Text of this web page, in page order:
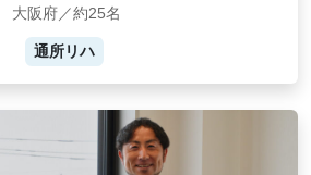
大阪府／約25名
通所リハ